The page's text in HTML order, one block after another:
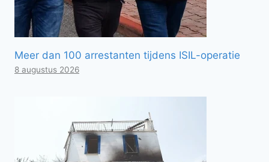
Meer dan 100 arrestanten tijdens ISIL-operatie
8 augustus 2026